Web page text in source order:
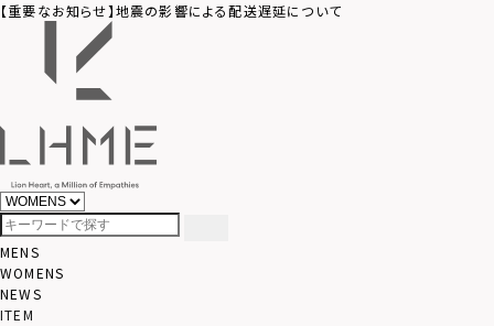
【重要なお知らせ】地震の影響による配送遅延について
MENS
WOMENS
NEWS
ITEM